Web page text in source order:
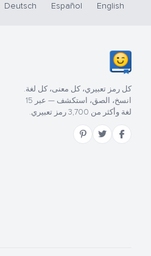
English
Español
Deutsch
كل رمز تعبيري، كل معنى، كل لغة.
انسخ، الصق، استكشف — عبر 15
لغة وأكثر من 3,700 رمز تعبيري.